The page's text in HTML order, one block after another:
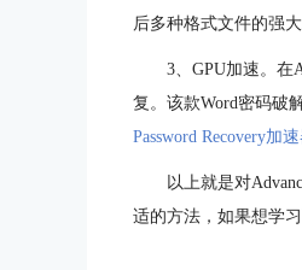
后多种格式文件的强大
3、GPU加速。在
复。该款Word密码破
Password Recovery加
以上就是对
适的方法，如果想学